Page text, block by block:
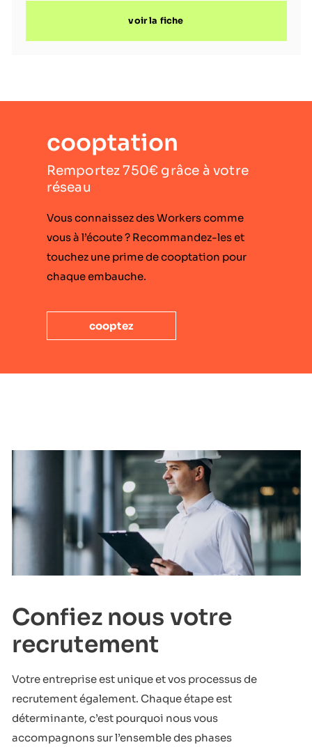
reconnus pour leur expertise technique et leur capacité à
relever
voir la fiche
cooptation
Remportez 750€ grâce à votre
réseau
Vous connaissez des Workers comme
vous à l’écoute ? Recommandez-les et
touchez une prime de cooptation pour
chaque embauche.
cooptez
Confiez nous votre
recrutement
Votre entreprise est unique et vos processus de
recrutement également. Chaque étape est
déterminante, c’est pourquoi nous vous
accompagnons sur l’ensemble des phases